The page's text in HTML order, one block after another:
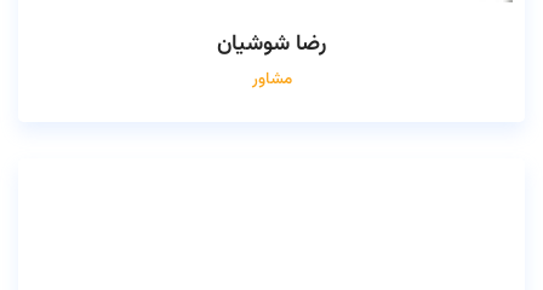
رضا شوشیان
مشاور